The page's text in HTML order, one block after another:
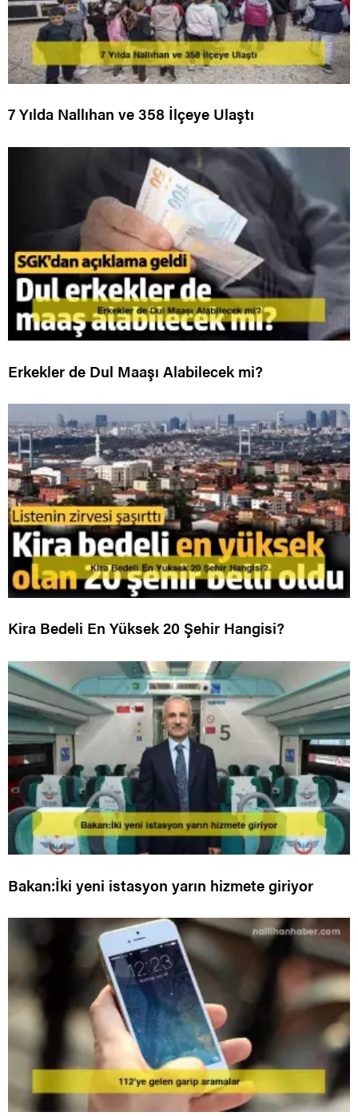
7 Yılda Nallıhan ve 358 İlçeye Ulaştı
Erkekler de Dul Maaşı Alabilecek mi?
Kira Bedeli En Yüksek 20 Şehir Hangisi?
Bakan:İki yeni istasyon yarın hizmete giriyor